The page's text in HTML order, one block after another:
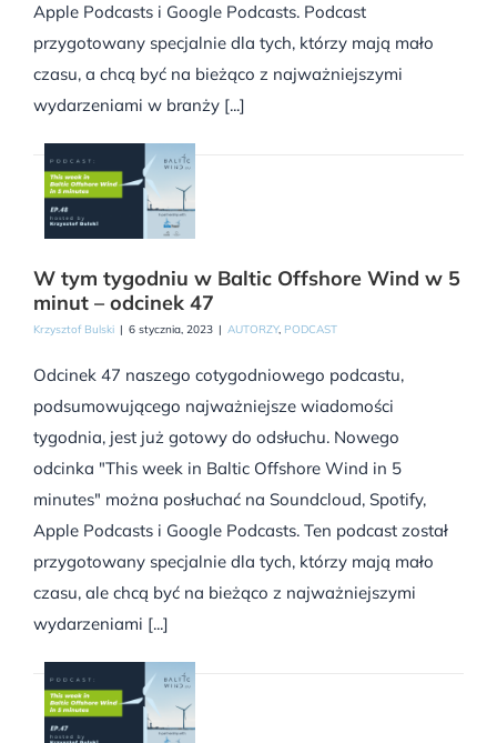
Apple Podcasts i Google Podcasts. Podcast
przygotowany specjalnie dla tych, którzy mają mało
czasu, a chcą być na bieżąco z najważniejszymi
wydarzeniami w branży [...]
W tym tygodniu w Baltic Offshore Wind w 5
minut – odcinek 47
Krzysztof Bulski | 6 stycznia, 2023 | AUTORZY, PODCAST
Odcinek 47 naszego cotygodniowego podcastu,
podsumowującego najważniejsze wiadomości
tygodnia, jest już gotowy do odsłuchu. Nowego
odcinka "This week in Baltic Offshore Wind in 5
minutes" można posłuchać na Soundcloud, Spotify,
Apple Podcasts i Google Podcasts. Ten podcast został
przygotowany specjalnie dla tych, którzy mają mało
czasu, ale chcą być na bieżąco z najważniejszymi
wydarzeniami [...]